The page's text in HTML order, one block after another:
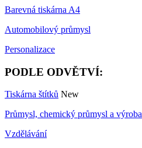
Barevná tiskárna A4
Automobilový průmysl
Personalizace
PODLE ODVĚTVÍ:
Tiskárna štítků New
Průmysl, chemický průmysl a výroba
Vzdělávání